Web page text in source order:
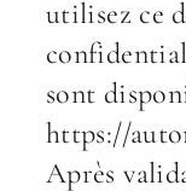
utilisez ce
sont
https://
Après